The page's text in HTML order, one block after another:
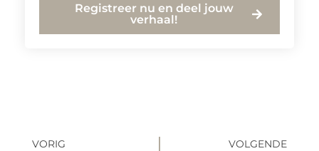
Registreer nu en deel jouw
verhaal!
VORIG VOLGENDE